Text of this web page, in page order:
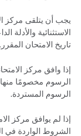
يجب أن يتلقى مركز
الاستثنائية
تاريخ الامتحان المقرر.
إذا وافق مركز
الرسوم المستردة.
إذا لم يوافق مركز
الشروط الواردة في